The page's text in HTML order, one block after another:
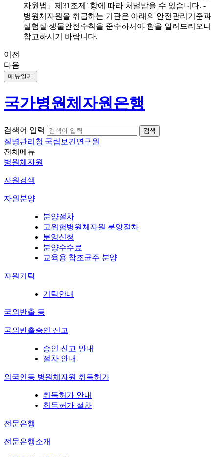
자원법」제31조제1항에 따라 처벌받을 수 있습니다. -
병원체자원을 취급하는 기관은 아래의 안전관리기준과
실험실 생물안전수칙을 준수하셔야 함을 알려드리오니
참고하시기 바랍니다.
이전
다음
메뉴열기
국가병원체자원은행
검색어 입력
질병관리청 국립보건연구원
전체메뉴
병원체자원
자원검색
자원분양
분양절차
고위험병원체자원 분양절차
분양신청
분양수수료
교육용 참조균주 분양
자원기탁
기탁안내
국외반출 등
국외반출승인 신고
승인 신고 안내
절차 안내
외국인등 병원체자원 취득허가
취득허가 안내
취득허가 절차
전문은행
전문은행소개